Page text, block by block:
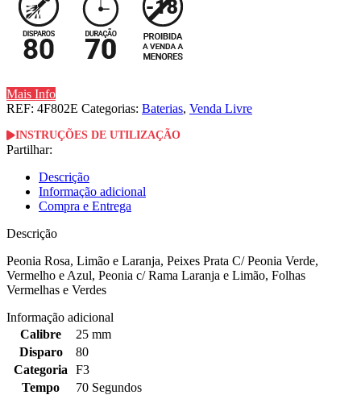
Mais Info
REF: 4F802E Categorias: Baterias, Venda Livre
INSTRUÇÕES DE UTILIZAÇÃO
Partilhar:
Descrição
Informação adicional
Compra e Entrega
Descrição
Peonia Rosa, Limão e Laranja, Peixes Prata C/ Peonia Verde,
Vermelho e Azul, Peonia c/ Rama Laranja e Limão, Folhas
Vermelhas e Verdes
Informação adicional
Calibre
25 mm
Disparo
80
Categoria
F3
Tempo
70 Segundos